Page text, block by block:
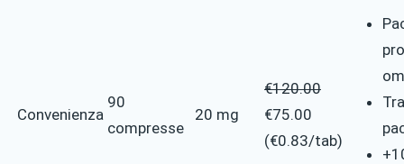
Convenienza
90
compresse
20 mg
€120.00
€75.00
(€0.83/tab)